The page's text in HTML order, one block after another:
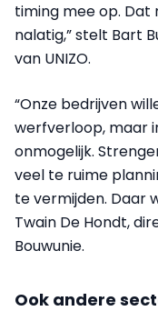
timing mee op.
nalatig,” stelt Bart
van UNIZO.
“Onze bedrijven
werfverloop, maar
onmogelijk.
veel te ruime
te vermijden. Daar
Twain De Hondt,
Bouwunie.
Ook andere